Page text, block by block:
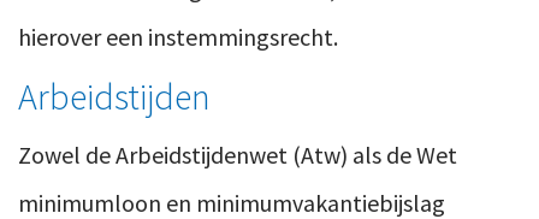
hierover een instemmingsrecht.
Arbeidstijden
Zowel de Arbeidstijdenwet (Atw) als de Wet
minimumloon en minimumvakantiebijslag